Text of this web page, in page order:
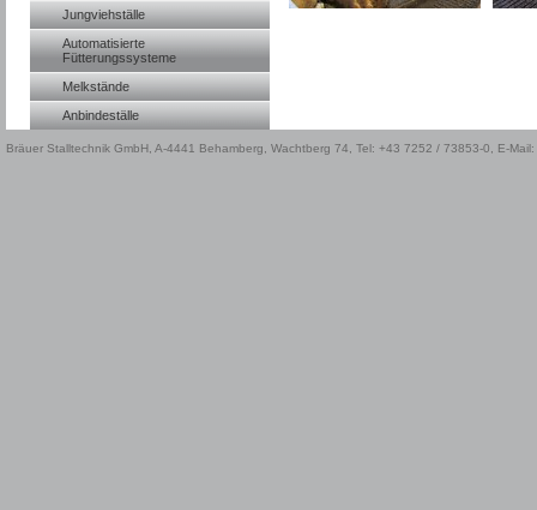
Jungviehställe
Automatisierte
Fütterungssysteme
Melkstände
Anbindeställe
Bräuer Stalltechnik GmbH, A-4441 Behamberg, Wachtberg 74, Tel: +43 7252 / 73853-0, E-Mail: